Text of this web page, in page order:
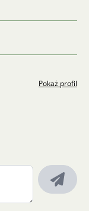
Pokaż profil